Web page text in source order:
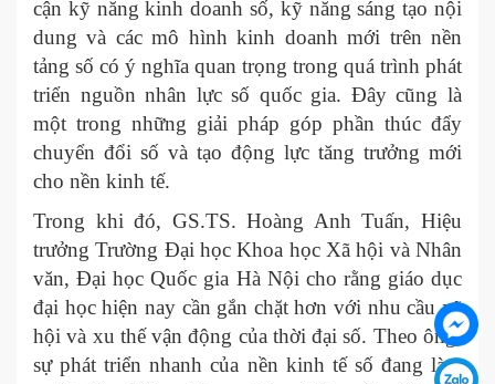
cận kỹ năng kinh doanh số, kỹ năng sáng tạo nội
dung và các mô hình kinh doanh mới trên nền
tảng số có ý nghĩa quan trọng trong quá trình phát
triển nguồn nhân lực số quốc gia. Đây cũng là
một trong những giải pháp góp phần thúc đẩy
chuyển đổi số và tạo động lực tăng trưởng mới
cho nền kinh tế.
Trong khi đó, GS.TS. Hoàng Anh Tuấn, Hiệu
trưởng Trường Đại học Khoa học Xã hội và Nhân
văn, Đại học Quốc gia Hà Nội cho rằng giáo dục
đại học hiện nay cần gắn chặt hơn với nhu cầu xã
hội và xu thế vận động của thời đại số. Theo ông,
sự phát triển nhanh của nền kinh tế số đang làm